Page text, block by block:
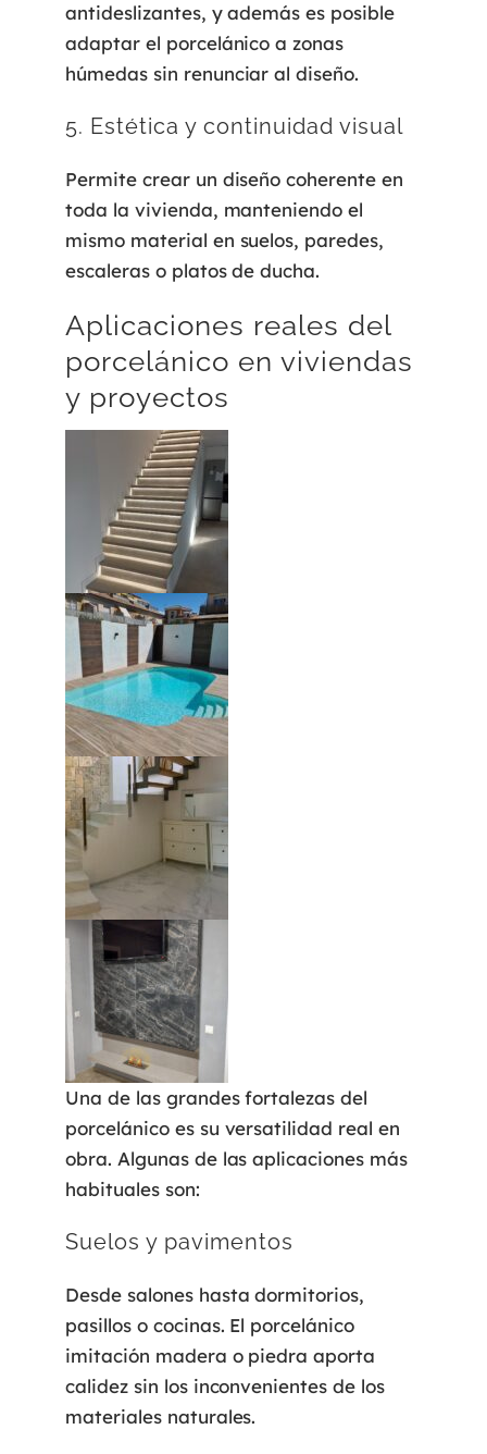
antideslizantes, y además es posible
adaptar el porcelánico a zonas
húmedas sin renunciar al diseño.
5. Estética y continuidad visual
Permite crear un diseño coherente en
toda la vivienda, manteniendo el
mismo material en suelos, paredes,
escaleras o platos de ducha.
Aplicaciones reales del
porcelánico en viviendas
y proyectos
Una de las grandes fortalezas del
porcelánico es su versatilidad real en
obra. Algunas de las aplicaciones más
habituales son:
Suelos y pavimentos
Desde salones hasta dormitorios,
pasillos o cocinas. El porcelánico
imitación madera o piedra aporta
calidez sin los inconvenientes de los
materiales naturales.